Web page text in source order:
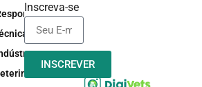
na
Inscreva-se
INSCREVER